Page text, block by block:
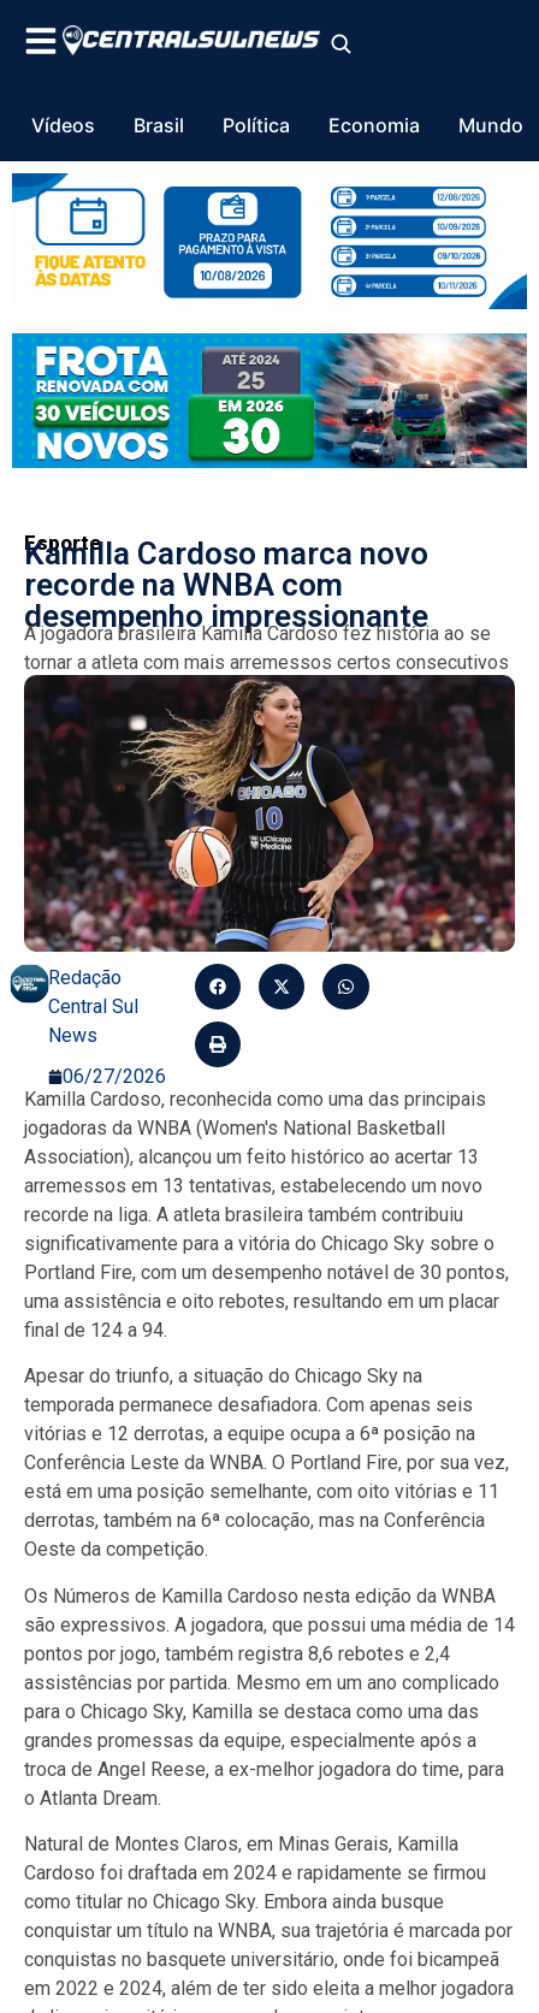
Vídeos Brasil Política Economia Mundo
Esporte
Kamilla Cardoso marca novo
recorde na WNBA com
desempenho impressionante
A jogadora brasileira Kamilla Cardoso fez história ao se
tornar a atleta com mais arremessos certos consecutivos
na WNBA, liderando o Chicago Sky em uma...
Redação
Central Sul
News
06/27/2026
Kamilla Cardoso, reconhecida como uma das principais
jogadoras da WNBA (Women's National Basketball
Association), alcançou um feito histórico ao acertar 13
arremessos em 13 tentativas, estabelecendo um novo
recorde na liga. A atleta brasileira também contribuiu
significativamente para a vitória do Chicago Sky sobre o
Portland Fire, com um desempenho notável de 30 pontos,
uma assistência e oito rebotes, resultando em um placar
final de 124 a 94.
Apesar do triunfo, a situação do Chicago Sky na
temporada permanece desafiadora. Com apenas seis
vitórias e 12 derrotas, a equipe ocupa a 6ª posição na
Conferência Leste da WNBA. O Portland Fire, por sua vez,
está em uma posição semelhante, com oito vitórias e 11
derrotas, também na 6ª colocação, mas na Conferência
Oeste da competição.
Os Números de Kamilla Cardoso nesta edição da WNBA
são expressivos. A jogadora, que possui uma média de 14
pontos por jogo, também registra 8,6 rebotes e 2,4
assistências por partida. Mesmo em um ano complicado
para o Chicago Sky, Kamilla se destaca como uma das
grandes promessas da equipe, especialmente após a
troca de Angel Reese, a ex-melhor jogadora do time, para
o Atlanta Dream.
Natural de Montes Claros, em Minas Gerais, Kamilla
Cardoso foi draftada em 2024 e rapidamente se firmou
como titular no Chicago Sky. Embora ainda busque
conquistar um título na WNBA, sua trajetória é marcada por
conquistas no basquete universitário, onde foi bicampeã
em 2022 e 2024, além de ter sido eleita a melhor jogadora